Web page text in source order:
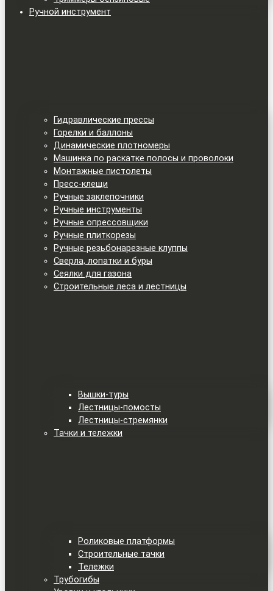
Ручной инструмент
Гидравлические прессы
Горелки и баллоны
Динамические плотномеры
Машинка по раскатке полосы и проволоки
Монтажные пистолеты
Пресс-клещи
Ручные заклепочники
Ручные инструменты
Ручные опрессовщики
Ручные плиткорезы
Ручные резьбонарезные клуппы
Сверла, лопатки и буры
Сеялки для газона
Строительные леса и лестницы
Вышки-туры
Лестницы-помосты
Лестницы-стремянки
Тачки и тележки
Роликовые платформы
Строительные тачки
Тележки
Трубогибы